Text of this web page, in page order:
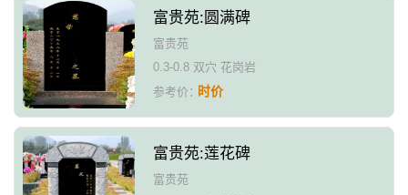
富贵苑:圆满碑
富贵苑
0.3-0.8 双穴 花岗岩
参考价：时价
富贵苑:莲花碑
富贵苑